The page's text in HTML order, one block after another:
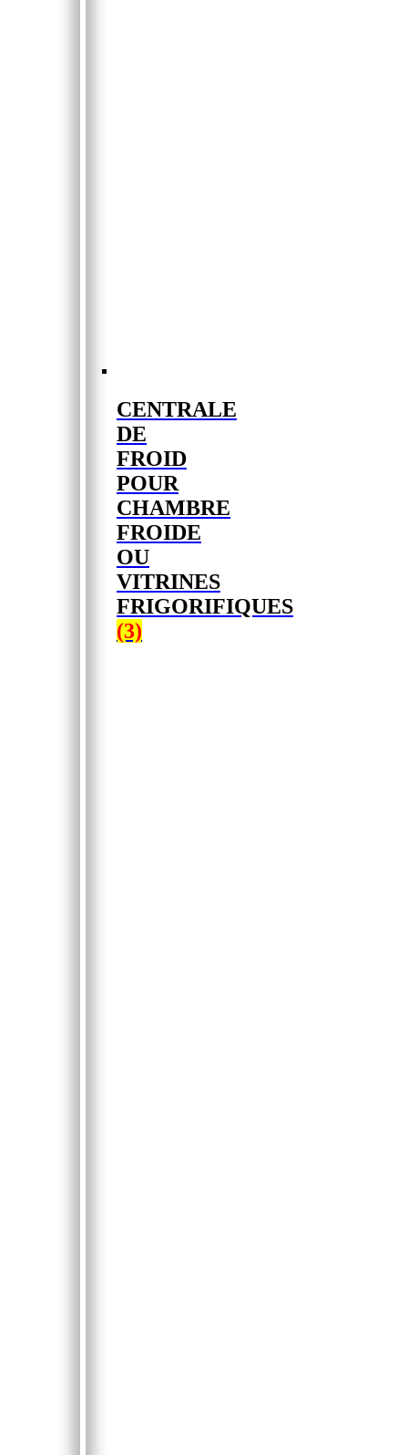
CENTRALE
DE
FROID
POUR
CHAMBRE
FROIDE
OU
VITRINES
FRIGORIFIQUES
(3)